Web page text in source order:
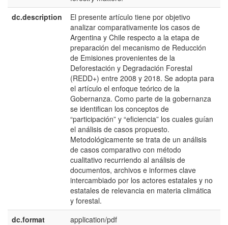
dc.description
El presente artículo tiene por objetivo
analizar comparativamente los casos de
Argentina y Chile respecto a la etapa de
preparación del mecanismo de Reducción
de Emisiones provenientes de la
Deforestación y Degradación Forestal
(REDD+) entre 2008 y 2018. Se adopta para
el artículo el enfoque teórico de la
Gobernanza. Como parte de la gobernanza
se identifican los conceptos de
“participación” y “eficiencia” los cuales guían
el análisis de casos propuesto.
Metodológicamente se trata de un análisis
de casos comparativo con método
cualitativo recurriendo al análisis de
documentos, archivos e informes clave
intercambiado por los actores estatales y no
estatales de relevancia en materia climática
y forestal.
dc.format
application/pdf